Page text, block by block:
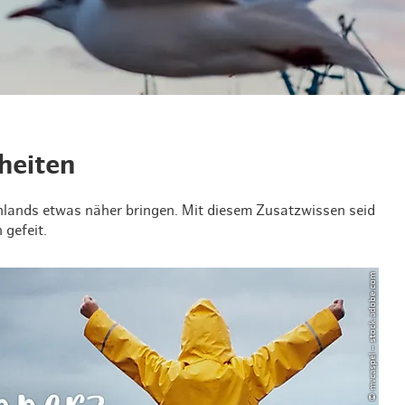
& Lifestyle
shoppen
essen & trinken
etwas näher bringen. Mit diesem Zusatzwissen seid
gefeit.
© mvcaspel – stock.adobe.com